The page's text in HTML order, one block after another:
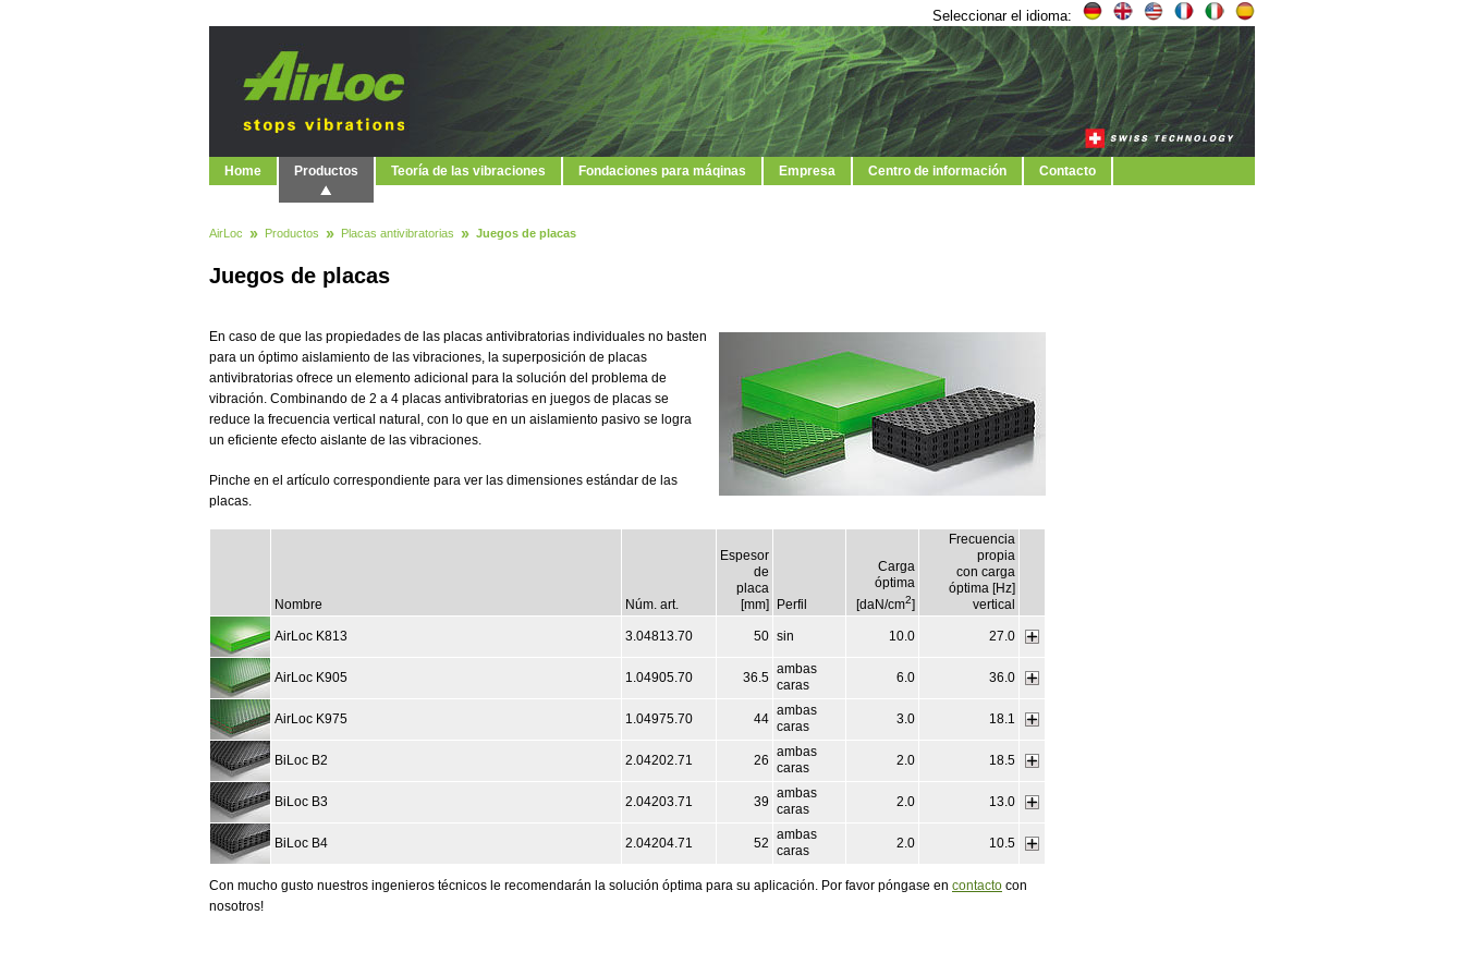
Seleccionar el idioma:
Home Productos Teoría de las vibraciones Fondaciones para máqinas Empresa Centro de información Contacto
AirLoc Productos Placas antivibratorias Juegos de placas
Juegos de placas
En caso de que las propiedades de las placas antivibratorias individuales no basten
para un óptimo aislamiento de las vibraciones, la superposición de placas
antivibratorias ofrece un elemento adicional para la solución del problema de
vibración. Combinando de 2 a 4 placas antivibratorias en juegos de placas se
reduce la frecuencia vertical natural, con lo que en un aislamiento pasivo se logra
un eficiente efecto aislante de las vibraciones.
Pinche en el artículo correspondiente para ver las dimensiones estándar de las
placas.
Nombre Núm. art.
Espesor
de
placa
[mm]
Perfil
Carga
óptima
[daN/cm2]
Frecuencia
propia
con carga
óptima [Hz]
vertical
AirLoc K813 3.04813.70 50 sin 10.0 27.0
AirLoc K905 1.04905.70 36.5
ambas
caras
6.0 36.0
AirLoc K975 1.04975.70 44
ambas
caras
3.0 18.1
BiLoc B2 2.04202.71 26
ambas
caras
2.0 18.5
BiLoc B3 2.04203.71 39
ambas
caras
2.0 13.0
BiLoc B4 2.04204.71 52
ambas
caras
2.0 10.5
Con mucho gusto nuestros ingenieros técnicos le recomendarán la solución óptima para su aplicación. Por favor póngase en contacto con
nosotros!